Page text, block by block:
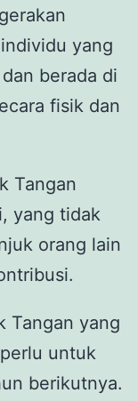
yang
berada di
fisik dan
Tangan
yang tidak
orang lain
Tangan yang
untuk
berikutnya.